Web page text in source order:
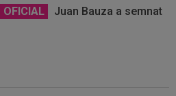
OFICIAL Juan Bauza a semnat